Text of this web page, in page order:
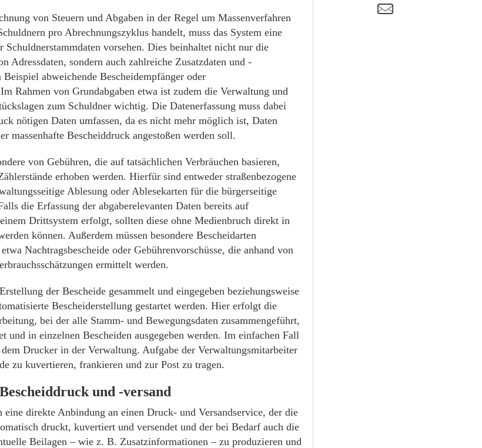
von Steuern und Abgaben in der Regel um Massenverfahren
pro Abrechnungszyklus handelt, muss das System eine
Schuldnerstammdaten vorsehen. Dies beinhaltet nicht nur die
Adressdaten, sondern auch zahlreiche Zusatzdaten und -
abweichende Bescheidempfänger oder
Rahmen von Grundabgaben etwa ist zudem die Verwaltung und
zum Schuldner wichtig. Die Datenerfassung muss dabei
nötigen Daten umfassen, da es nicht mehr möglich ist, Daten
massenhafte Bescheiddruck angestoßen werden soll.
von Gebühren, die auf tatsächlichen Verbräuchen basieren,
erhoben werden. Hierfür sind entweder straßenbezogene
Ablesung oder Ablesekarten für die bürgerseitige
die Erfassung der abgaberelevanten Daten bereits auf
Drittsystem erfolgt, sollten diese ohne Medienbruch direkt in
können. Außerdem müssen besondere Bescheidarten
Nachtragsbescheide oder Gebührenvorschüsse, die anhand von
ermittelt werden.
der Bescheide gesammelt und eingegeben beziehungsweise
Bescheiderstellung gestartet werden. Hier erfolgt die
bei der alle Stamm- und Bewegungsdaten zusammengeführt,
und in einzelnen Bescheiden ausgegeben werden. Im einfachen Fall
Drucker in der Verwaltung. Aufgabe der Verwaltungsmitarbeiter
zu kuvertieren, frankieren und zur Post zu tragen.
und -versand
eine direkte Anbindung an einen Druck- und Versandservice, der die
druckt, kuvertiert und versendet und der bei Bedarf auch die
Beilagen – wie z. B. Zusatzinformationen – zu produzieren und
t